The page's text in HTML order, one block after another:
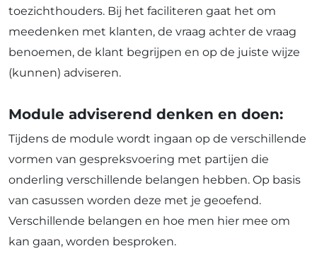
toezichthouders. Bij het faciliteren gaat het om
meedenken met klanten, de vraag achter de vraag
benoemen, de klant begrijpen en op de juiste wijze
(kunnen) adviseren.
Module adviserend denken en doen:
Tijdens de module wordt ingaan op de verschillende
vormen van gespreksvoering met partijen die
onderling verschillende belangen hebben. Op basis
van casussen worden deze met je geoefend.
Verschillende belangen en hoe men hier mee om
kan gaan, worden besproken.